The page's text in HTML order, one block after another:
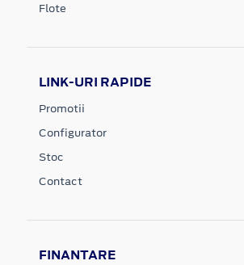
Flote
LINK-URI RAPIDE
Promotii
Configurator
Stoc
Contact
FINANTARE